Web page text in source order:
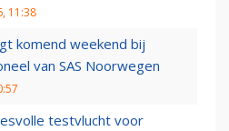
11:38
komend weekend bij
van SAS Noorwegen
testvlucht voor